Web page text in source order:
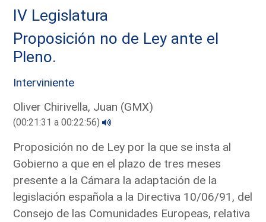
IV Legislatura
Proposición no de Ley ante el
Pleno.
Interviniente
Oliver Chirivella, Juan (GMX)
(00:21:31 a 00:22:56)
Proposición no de Ley por la que se insta al
Gobierno a que en el plazo de tres meses
presente a la Cámara la adaptación de la
legislación española a la Directiva 10/06/91, del
Consejo de las Comunidades Europeas, relativa